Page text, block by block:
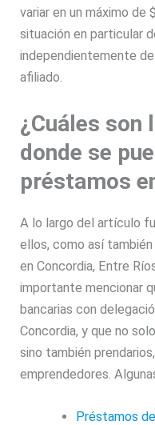
variar en un máximo de
situación en particular
independientemente
afiliado.
¿Cuáles son
donde se
préstamos
A lo largo del artículo
ellos, como así
en Concordia, Entre
importante mencionar
bancarias con
Concordia, y que no
sino también
emprendedores.
Préstamos